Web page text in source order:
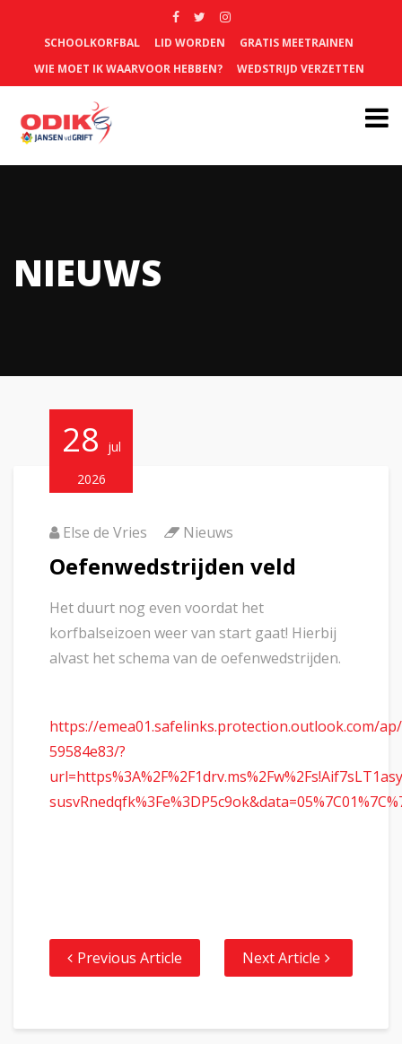
SCHOOLKORFBAL LID WORDEN
GRATIS MEETRAINEN
WIE MOET IK WAARVOOR HEBBEN?
WEDSTRIJD VERZETTEN
NIEUWS
28
jul
2026
Else de Vries Nieuws
Oefenwedstrijden veld
Het duurt nog even voordat het
korfbalseizoen weer van start gaat! Hierbij
alvast het schema van de oefenwedstrijden.
https://emea01.safelinks.protection.outlook.com/
59584e83/?
Previous Article Next Article